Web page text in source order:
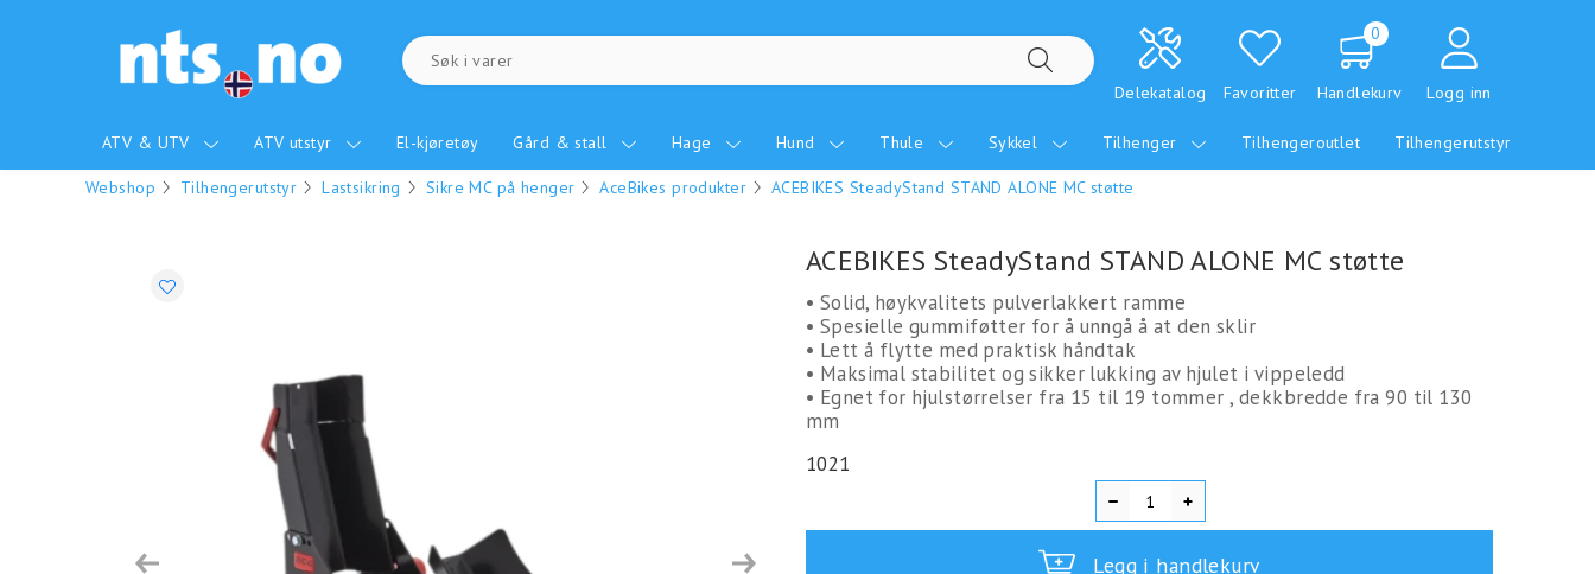
Delekatalog Favoritter
0
Handlekurv Logg inn
ATV & UTV ATV utstyr El-kjøretøy Gård & stall Hage Hund Thule Sykkel Tilhenger Tilhengeroutlet Tilhengerutstyr
Webshop Tilhengerutstyr Lastsikring Sikre MC på henger AceBikes produkter ACEBIKES SteadyStand STAND ALONE MC støtte
ACEBIKES SteadyStand STAND ALONE MC støtte
• Solid, høykvalitets pulverlakkert ramme
• Spesielle gummiføtter for å unngå å at den sklir
• Lett å flytte med praktisk håndtak
• Maksimal stabilitet og sikker lukking av hjulet i vippeledd
• Egnet for hjulstørrelser fra 15 til 19 tommer , dekkbredde fra 90 til 130
mm
1021
Legg i handlekurv